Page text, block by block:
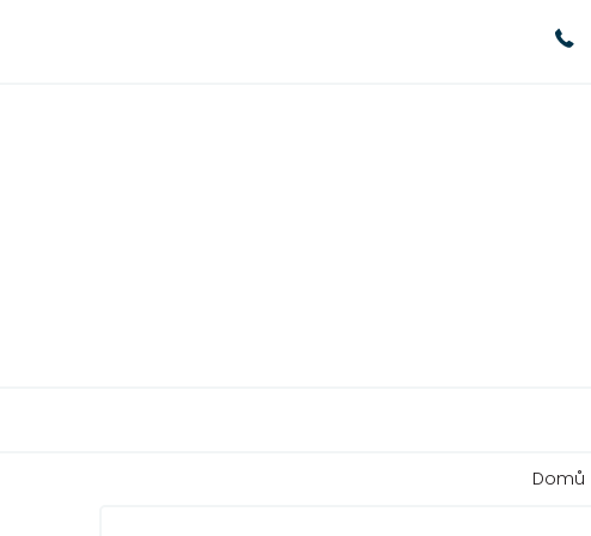
Domů